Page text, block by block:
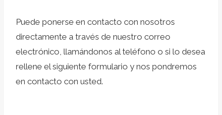
Puede ponerse en contacto con nosotros
directamente a través de nuestro correo
electrónico, llamándonos al teléfono o si lo desea
rellene el siguiente formulario y nos pondremos
en contacto con usted.